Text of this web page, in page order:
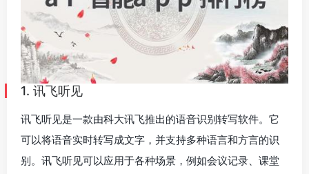
1. 讯飞听见
讯飞听见是一款由科大讯飞推出的语音识别转写软件。它
可以将语音实时转写成文字，并支持多种语言和方言的识
别。讯飞听见可以应用于各种场景，例如会议记录、课堂